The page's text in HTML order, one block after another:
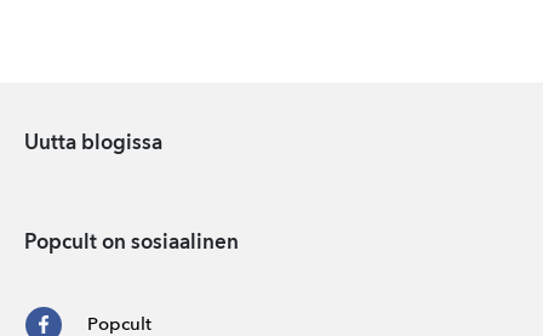
Uutta blogissa
Popcult on sosiaalinen
Popcult